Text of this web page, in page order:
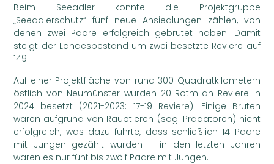
Beim Seeadler konnte die Projektgruppe
„Seeadlerschutz“ fünf neue Ansiedlungen zählen, von
denen zwei Paare erfolgreich gebrütet haben. Damit
steigt der Landesbestand um zwei besetzte Reviere auf
149.
Auf einer Projektfläche von rund 300 Quadratkilometern
östlich von Neumünster wurden 20 Rotmilan-Reviere in
2024 besetzt (2021-2023: 17-19 Reviere). Einige Bruten
waren aufgrund von Raubtieren (sog. Prädatoren) nicht
erfolgreich, was dazu führte, dass schließlich 14 Paare
mit Jungen gezählt wurden – in den letzten Jahren
waren es nur fünf bis zwölf Paare mit Jungen.